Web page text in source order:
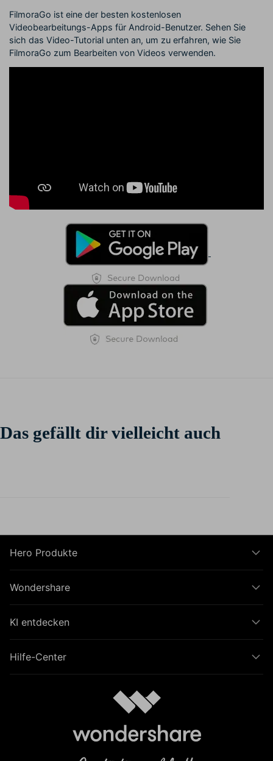
FilmoraGo ist eine der besten kostenlosen
Videobearbeitungs-Apps für Android-Benutzer. Sehen Sie
sich das Video-Tutorial unten an, um zu erfahren, wie Sie
FilmoraGo zum Bearbeiten von Videos verwenden.
Das gefällt dir vielleicht auch
Hero Produkte
Wondershare
KI entdecken
Hilfe-Center